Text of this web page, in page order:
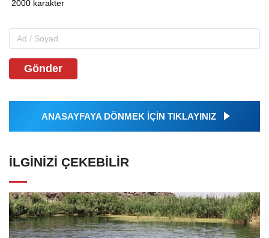
Gönder
ANASAYFAYA DÖNMEK İÇİN TIKLAYINIZ
İLGINIZI ÇEKEBILIR